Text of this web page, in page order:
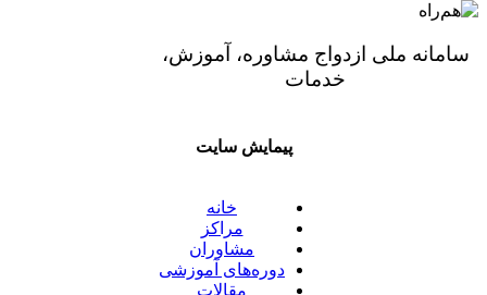
سامانه ملی ازدواج مشاوره، آموزش،
خدمات
پیمایش سایت
خانه
مراکز
مشاوران
دوره‌های آموزشی
مقالات